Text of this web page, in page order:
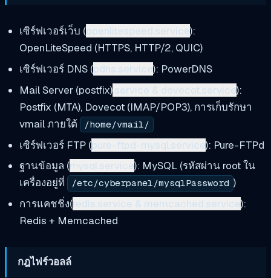
เซิร์ฟเวอร์เว็บ (openlitespeed.service):
OpenLiteSpeed (HTTPS, HTTP/2, QUIC)
เซิร์ฟเวอร์ DNS (pdns.service): PowerDNS
Mail Server (postfix).service & dovecot.service):
Postfix (MTA), Dovecot (IMAP/POP3), การเก็บรักษา
vmail ภายใต้
/home/vmail/
เซิร์ฟเวอร์ FTP (pure-ftpd-mysql.service): Pure-FTPd
ฐานข้อมูล (mysql.service): MySQL (รหัสผ่าน root ใน
เครื่องอยู่ที่
/etc/cyberpanel/mysqlPassword )
การแคชชิ่ง(redis.service & memcached.service):
Redis + Memcached
กฎไฟร์วอลล์